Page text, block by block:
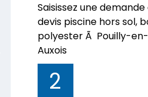
Saisissez une demande
devis piscine hors sol,
polyester Ã Pouilly-en-
Auxois
2